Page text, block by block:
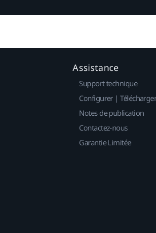
Assistance
Support technique
Configurer |
Notes de publication
Contactez-nous
Garantie Limitée